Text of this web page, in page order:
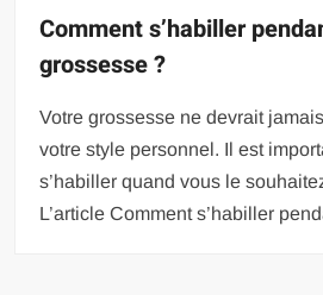
Comment s’habiller
grossesse ?
Votre grossesse ne devrait
votre style personnel. Il est
s’habiller quand vous le
L’article Comment s’habiller